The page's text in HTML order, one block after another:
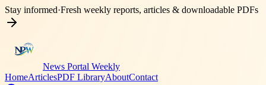
Stay informed·Fresh weekly reports, articles & downloadable PDFs
News Portal Weekly
HomeArticlesPDF LibraryAboutContact